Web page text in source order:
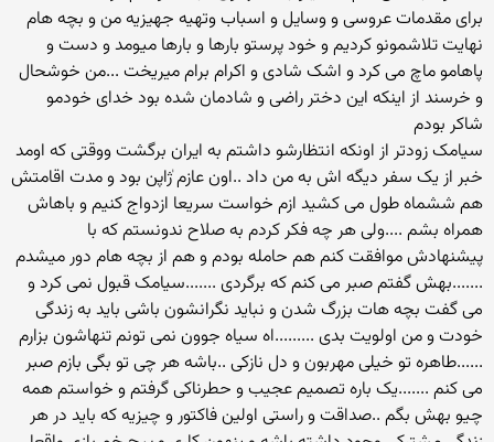
برای مقدمات عروسی و وسایل و اسباب وتهیه جهیزیه من و بچه هام
نهایت تلاشمونو کردیم و خود پرستو بارها و بارها میومد و دست و
پاهامو ماچ می کرد و اشک شادی و اکرام برام میریخت ...من خوشحال
و خرسند از اینکه این دختر راضی و شادمان شده بود خدای خودمو
شاکر بودم
سیامک زودتر از اونکه انتظارشو داشتم به ایران برگشت ووقتی که اومد
خبر از یک سفر دیگه اش به من داد ..اون عازم ٰژاپن بود و مدت اقامتش
هم ششماه طول می کشید ازم خواست سریعا ازدواج کنیم و باهاش
همراه بشم ....ولی هر چه فکر کردم به صلاح ندونستم که با
پیشنهادش موافقت کنم هم حامله بودم و هم از بچه هام دور میشدم
.......بهش گفتم صبر می کنم که برگردی .......سیامک قبول نمی کرد و
می گفت بچه هات بزرگ شدن و نباید نگرانشون باشی باید به زندگی
خودت و من اولویت بدی .........اه سیاه جوون نمی تونم تنهاشون بزارم
......طاهره تو خیلی مهربون و دل نازکی ..باشه هر چی تو بگی بازم صبر
می کنم .......یک باره تصمیم عجیب و حطرناکی گرفتم و خواستم همه
چیو بهش بگم ..صداقت و راستی اولین فاکتور و چیزیه که باید در هر